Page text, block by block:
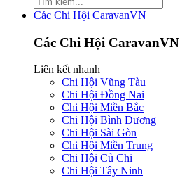
Các Chi Hội CaravanVN
Các Chi Hội CaravanVN
Liên kết nhanh
Chi Hội Vũng Tàu
Chi Hội Đồng Nai
Chi Hội Miền Bắc
Chi Hội Bình Dương
Chi Hội Sài Gòn
Chi Hội Miền Trung
Chi Hội Củ Chi
Chi Hội Tây Ninh